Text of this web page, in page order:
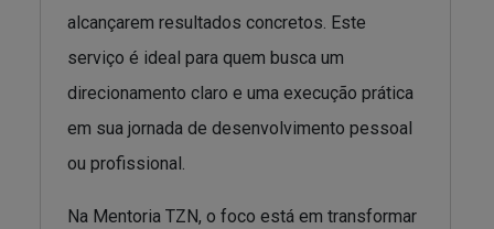
alcançarem resultados concretos. Este
serviço é ideal para quem busca um
direcionamento claro e uma execução prática
em sua jornada de desenvolvimento pessoal
ou profissional.
Na Mentoria TZN, o foco está em transformar